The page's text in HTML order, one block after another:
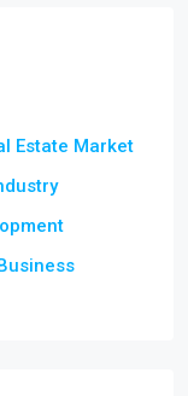
Estate Market